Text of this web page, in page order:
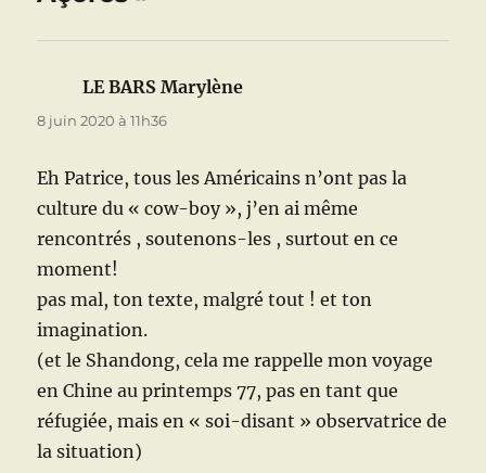
LE BARS Marylène
8 juin 2020 à 11h36
Eh Patrice, tous les Américains n’ont pas la
culture du « cow-boy », j’en ai même
rencontrés , soutenons-les , surtout en ce
moment!
pas mal, ton texte, malgré tout ! et ton
imagination.
(et le Shandong, cela me rappelle mon voyage
en Chine au printemps 77, pas en tant que
réfugiée, mais en « soi-disant » observatrice de
la situation)